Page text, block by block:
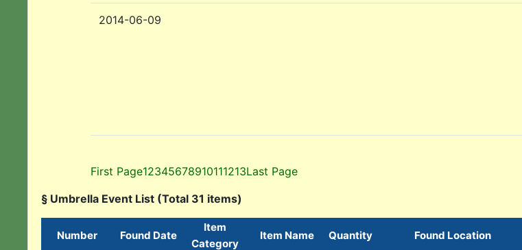
2014-06-09
First Page12345678910111213Last Page
§ Umbrella Event List (Total 31 items)
Number Found Date
Item
Category
Item Name Quantity
Found Location